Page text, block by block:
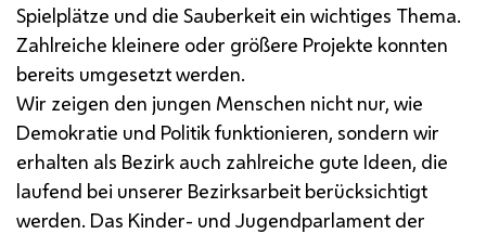
Spielplätze und die Sauberkeit ein wichtiges Thema.
Zahlreiche kleinere oder größere Projekte konnten
bereits umgesetzt werden.
Wir zeigen den jungen Menschen nicht nur, wie
Demokratie und Politik funktionieren, sondern wir
erhalten als Bezirk auch zahlreiche gute Ideen, die
laufend bei unserer Bezirksarbeit berücksichtigt
werden. Das Kinder- und Jugendparlament der